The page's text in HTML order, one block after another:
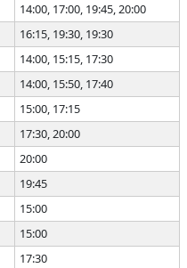
14:00, 17:00, 19:45, 20:00
16:15, 19:30, 19:30
14:00, 15:15, 17:30
14:00, 15:50, 17:40
15:00, 17:15
17:30, 20:00
20:00
19:45
15:00
15:00
17:30